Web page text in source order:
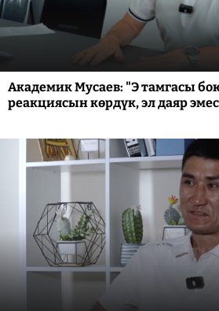
Академик Мусаев: "Э тамгасы
реакциясын көрдүк, эл даяр